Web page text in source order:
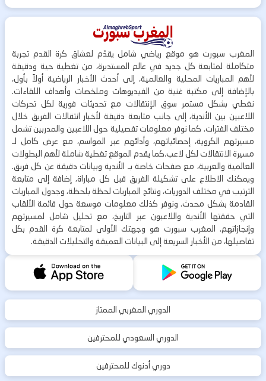
المغرب سبورت هو موقع رياضي شامل يقدّم لعشاق كرة القدم تجربة
متكاملة لمتابعة كل جديد في عالم المستديرة، من تغطية حية ودقيقة
لأهم المباريات المحلية والعالمية، إلى أحدث الأخبار الرياضية أولاً بأول،
بالإضافة إلى مكتبة غنية من الفيديوهات وملخصات وأهداف اللقاءات.
نغطي بشكل مستمر سوق الإنتقالات مع تحديثات فورية لكل تحركات
اللاعبين بين الأندية، إلى جانب متابعة دقيقة لأخبار انتقالات الفريق خلال
مختلف الفترات. كما نوفر معلومات تفصيلية حول اللاعبين والمدربين تشمل
مسيرتهم الكروية، إحصائياتهم، وأدائهم عبر المواسم، مع عرض كامل لـ
مسيرة الانتقالات لكل لاعب.كما يقدم الموقع تغطية شاملة لأهم البطولات
العالمية والعربية، مع صفحات خاصة بـ الأندية وبيانات دقيقة عن كل فريق.
ويمكنك الاطلاع على تشكيلة الفريق قبل كل مباراة، إضافة إلى متابعة
الترتيب في مختلف الدوريات، ونتائج المباريات لحظة بلحظة، وجدول المباريات
القادمة بشكل محدث. ونوفر كذلك معلومات موسعة حول قائمة الألقاب
التي حققتها الأندية واللاعبون عبر التاريخ، مع تحليل شامل لمسيرتهم
وإنجازاتهم. المغرب سبورت هو وجهتك الأولى لمتابعة كرة القدم بكل
تفاصيلها، من الأخبار السريعة إلى البيانات العميقة والتحليلات الدقيقة.
الدوري المغربي الممتاز
الدوري السعودي للمحترفين
دوري أدنوك للمحترفين